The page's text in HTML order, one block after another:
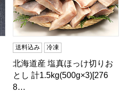
送料込み 冷凍
北海道産 塩真ほっけ切りお
とし 計1.5kg(500g×3)[276
8…